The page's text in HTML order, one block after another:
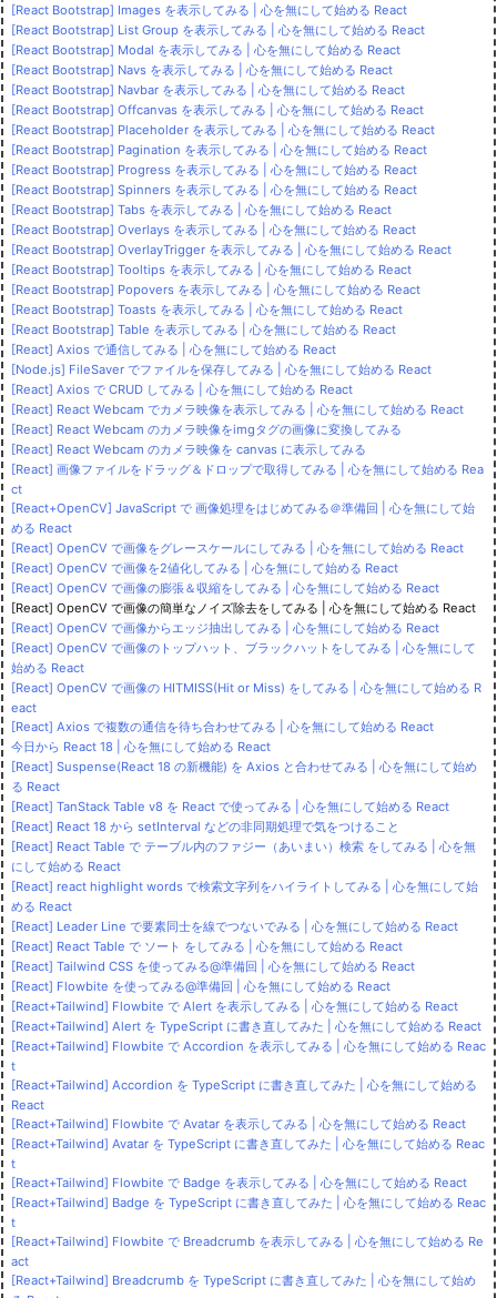
[React Bootstrap] Images を表示してみる | 心を無にして始める React
[React Bootstrap] List Group を表示してみる | 心を無にして始める React
[React Bootstrap] Modal を表示してみる | 心を無にして始める React
[React Bootstrap] Navs を表示してみる | 心を無にして始める React
[React Bootstrap] Navbar を表示してみる | 心を無にして始める React
[React Bootstrap] Offcanvas を表示してみる | 心を無にして始める React
[React Bootstrap] Placeholder を表示してみる | 心を無にして始める React
[React Bootstrap] Pagination を表示してみる | 心を無にして始める React
[React Bootstrap] Progress を表示してみる | 心を無にして始める React
[React Bootstrap] Spinners を表示してみる | 心を無にして始める React
[React Bootstrap] Tabs を表示してみる | 心を無にして始める React
[React Bootstrap] Overlays を表示してみる | 心を無にして始める React
[React Bootstrap] OverlayTrigger を表示してみる | 心を無にして始める React
[React Bootstrap] Tooltips を表示してみる | 心を無にして始める React
[React Bootstrap] Popovers を表示してみる | 心を無にして始める React
[React Bootstrap] Toasts を表示してみる | 心を無にして始める React
[React Bootstrap] Table を表示してみる | 心を無にして始める React
[React] Axios で通信してみる | 心を無にして始める React
[Node.js] FileSaver でファイルを保存してみる | 心を無にして始める React
[React] Axios で CRUD してみる | 心を無にして始める React
[React] React Webcam でカメラ映像を表示してみる | 心を無にして始める React
[React] React Webcam のカメラ映像をimgタグの画像に変換してみる
[React] React Webcam のカメラ映像を canvas に表示してみる
[React] 画像ファイルをドラッグ＆ドロップで取得してみる | 心を無にして始める Rea
ct
[React+OpenCV] JavaScript で 画像処理をはじめてみる＠準備回 | 心を無にして始
める React
[React] OpenCV で画像をグレースケールにしてみる | 心を無にして始める React
[React] OpenCV で画像を2値化してみる | 心を無にして始める React
[React] OpenCV で画像の膨張＆収縮をしてみる | 心を無にして始める React
[React] OpenCV で画像の簡単なノイズ除去をしてみる | 心を無にして始める React
[React] OpenCV で画像からエッジ抽出してみる | 心を無にして始める React
[React] OpenCV で画像のトップハット、ブラックハットをしてみる | 心を無にして
始める React
[React] OpenCV で画像の HITMISS(Hit or Miss) をしてみる | 心を無にして始める R
eact
[React] Axios で複数の通信を待ち合わせてみる | 心を無にして始める React
今日から React 18 | 心を無にして始める React
[React] Suspense(React 18 の新機能) を Axios と合わせてみる | 心を無にして始め
る React
[React] TanStack Table v8 を React で使ってみる | 心を無にして始める React
[React] React 18 から setInterval などの非同期処理で気をつけること
[React] React Table で テーブル内のファジー（あいまい）検索 をしてみる | 心を無
にして始める React
[React] react highlight words で検索文字列をハイライトしてみる | 心を無にして始
める React
[React] Leader Line で要素同士を線でつないでみる | 心を無にして始める React
[React] React Table で ソート をしてみる | 心を無にして始める React
[React] Tailwind CSS を使ってみる@準備回 | 心を無にして始める React
[React] Flowbite を使ってみる@準備回 | 心を無にして始める React
[React+Tailwind] Flowbite で Alert を表示してみる | 心を無にして始める React
[React+Tailwind] Alert を TypeScript に書き直してみた | 心を無にして始める React
[React+Tailwind] Flowbite で Accordion を表示してみる | 心を無にして始める Reac
t
[React+Tailwind] Accordion を TypeScript に書き直してみた | 心を無にして始める
React
[React+Tailwind] Flowbite で Avatar を表示してみる | 心を無にして始める React
[React+Tailwind] Avatar を TypeScript に書き直してみた | 心を無にして始める Reac
t
[React+Tailwind] Flowbite で Badge を表示してみる | 心を無にして始める React
[React+Tailwind] Badge を TypeScript に書き直してみた | 心を無にして始める Reac
t
[React+Tailwind] Flowbite で Breadcrumb を表示してみる | 心を無にして始める Re
act
[React+Tailwind] Breadcrumb を TypeScript に書き直してみた | 心を無にして始め